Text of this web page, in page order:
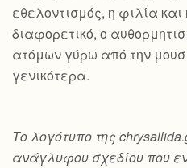
εθελοντισμός, η φιλία
διαφορετικό, ο
ατόμων γύρω από την
γενικότερα.
Το λογότυπο της
ανάγλυφου σχεδίου που